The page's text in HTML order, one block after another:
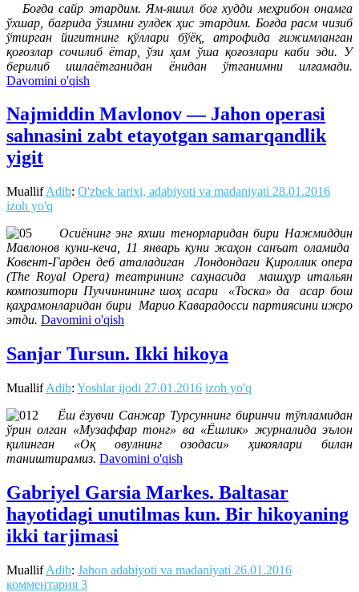
Боғда сайр этардим. Ям-яшил боғ худди меҳрибон онамга
ўхшар, бағрида ўзимни гулдек ҳис этардим. Боғда расм чизиб
ўтирган йигитнинг қўллари бўёқ, атрофида ғижимланган
қоғозлар сочилиб ётар, ўзи ҳам ўша қоғозлари каби эди. У
берилиб ишлаётганидан ёнидан ўтганимни илғамади.
Davomini o'qish
Najmiddin Mavlonov — Jahon operasi
sahnasini zabt etayotgan samarqandlik
yigit
MuallifAdib: O'zbek tarixi, adabiyoti va madaniyati 28.01.2016
izoh yo'q
Осиёнинг энг яхши тенорларидан бири Нажмиддин
Мавлонов куни-кеча, 11 январь куни жаҳон санъат оламида
Ковент-Гарден деб аталадиган Лондондаги Қироллик опера
(The Royal Opera) театрининг саҳнасида машҳур итальян
композитори Пуччинининг шоҳ асари «Тоска» да асар бош
қаҳрамонларидан бири Марио Каварадосси партиясини ижро
этди. Davomini o'qish
Sanjar Tursun. Ikki hikoya
MuallifAdib: Yoshlar ijodi 27.01.2016 izoh yo'q
Ёш ёзувчи Санжар Турсуннинг биринчи тўпламидан
ўрин олган «Музаффар тонг» ва «Ёшлик» журналида эълон
қилинган «Оқ овулнинг озодаси» ҳикоялари билан
таништирамиз. Davomini o'qish
Gabriyel Garsia Markes. Baltasar
hayotidagi unutilmas kun. Bir hikoyaning
ikki tarjimasi
MuallifAdib: Jahon adabiyoti va madaniyati 26.01.2016
комментария 3